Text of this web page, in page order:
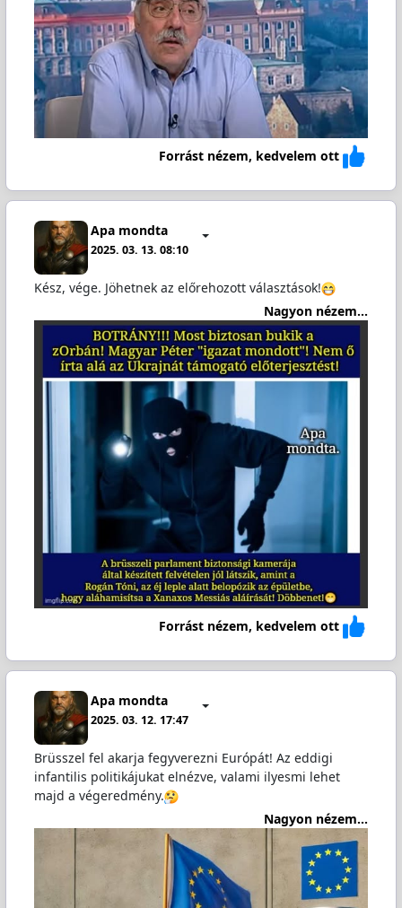
Forrást nézem, kedvelem ott
Apa mondta
2025. 03. 13. 08:10
Kész, vége. Jöhetnek az előrehozott választások!
Nagyon nézem...
Forrást nézem, kedvelem ott
Apa mondta
2025. 03. 12. 17:47
Brüsszel fel akarja fegyverezni Európát! Az eddigi
infantilis politikájukat elnézve, valami ilyesmi lehet
majd a végeredmény.
Nagyon nézem...